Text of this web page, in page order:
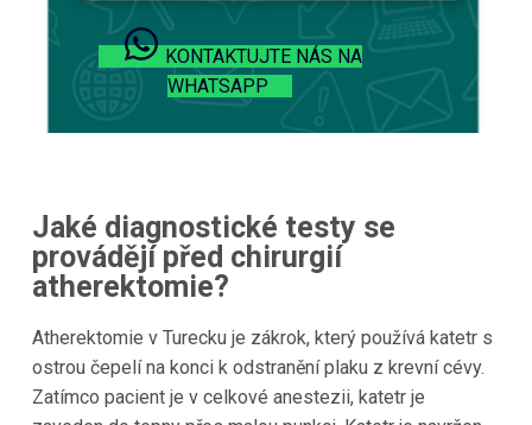
KONTAKTUJTE NÁS NA
WHATSAPP
Jaké diagnostické testy se
provádějí před chirurgií
atherektomie?
Atherektomie v Turecku je zákrok, který používá katetr s
ostrou čepelí na konci k odstranění plaku z krevní cévy.
Zatímco pacient je v celkové anestezii, katetr je